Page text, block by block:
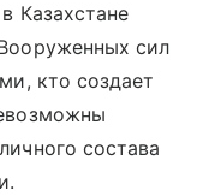
Казахстане
сил
кто создает
состава